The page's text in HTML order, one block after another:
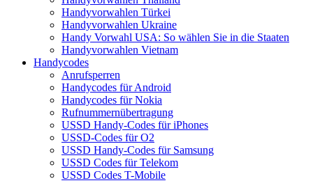
Handyvorwahlen Türkei
Handyvorwahlen Ukraine
Handy Vorwahl USA: So wählen Sie in die Staaten
Handyvorwahlen Vietnam
Handycodes
Anrufsperren
Handycodes für Android
Handycodes für Nokia
Rufnummernübertragung
USSD Handy-Codes für iPhones
USSD-Codes für O2
USSD Handy-Codes für Samsung
USSD Codes für Telekom
USSD Codes T-Mobile